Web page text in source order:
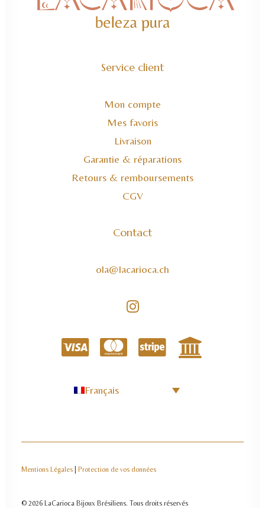
Service client
Mon compte
Mes favoris
Livraison
Garantie & réparations
Retours & remboursements
CGV
Contact
ola@lacarioca.ch
Français
Mentions Légales Protection de vos données
© 2026 LaCarioca Bijoux Brésiliens. Tous droits réservés